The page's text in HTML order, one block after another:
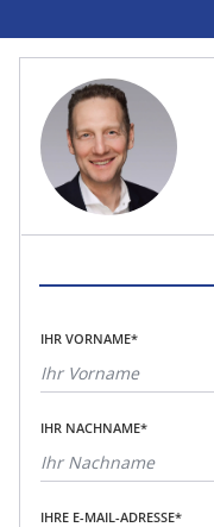
IHR VORNAME*
IHR NACHNAME*
IHRE E-MAIL-ADRESSE*